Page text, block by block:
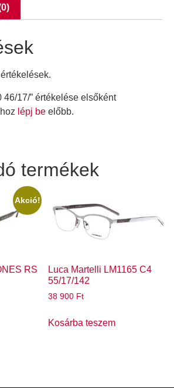
46/17/” értékelése elsőként
lépj be előbb.
termékek
Akció!
RS
Luca Martelli LM1165 C4
55/17/142
38 900 Ft
Kosárba teszem